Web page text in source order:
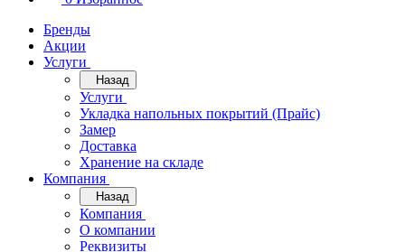
Бренды
Акции
Услуги
Назад
Услуги
Укладка напольных покрытий (Прайс)
Замер
Доставка
Хранение на складе
Компания
Назад
Компания
О компании
Реквизиты